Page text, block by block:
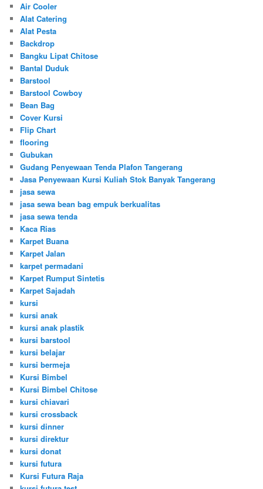
Air Cooler
Alat Catering
Alat Pesta
Backdrop
Bangku Lipat Chitose
Bantal Duduk
Barstool
Barstool Cowboy
Bean Bag
Cover Kursi
Flip Chart
flooring
Gubukan
Gudang Penyewaan Tenda Plafon Tangerang
Jasa Penyewaan Kursi Kuliah Stok Banyak Tangerang
jasa sewa
jasa sewa bean bag empuk berkualitas
jasa sewa tenda
Kaca Rias
Karpet Buana
Karpet Jalan
karpet permadani
Karpet Rumput Sintetis
Karpet Sajadah
kursi
kursi anak
kursi anak plastik
kursi barstool
kursi belajar
kursi bermeja
Kursi Bimbel
Kursi Bimbel Chitose
kursi chiavari
kursi crossback
kursi dinner
kursi direktur
kursi donat
kursi futura
Kursi Futura Raja